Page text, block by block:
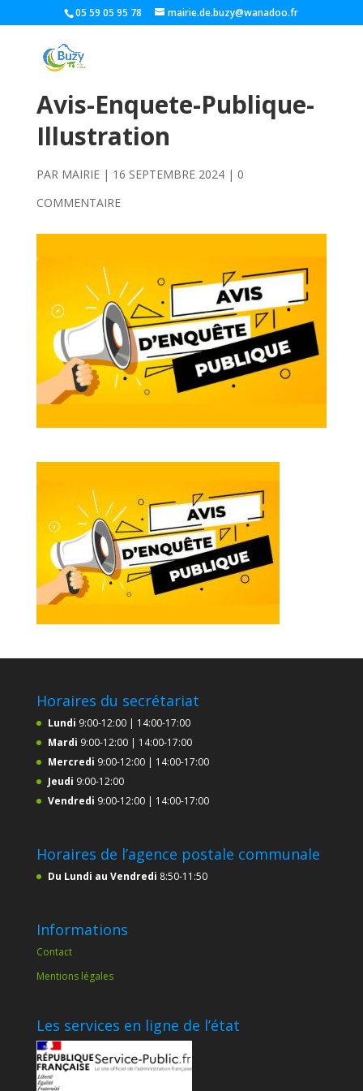
05 59 05 95 78 mairie.de.buzy@wanadoo.fr
Avis-Enquete-Publique-
Illustration
PAR MAIRIE| 16 SEPTEMBRE 2024| 0
COMMENTAIRE
Horaires du secrétariat
Lundi 9:00-12:00 | 14:00-17:00
Mardi 9:00-12:00 | 14:00-17:00
Mercredi 9:00-12:00 | 14:00-17:00
Jeudi 9:00-12:00
Vendredi 9:00-12:00 | 14:00-17:00
Horaires de l’agence postale communale
Du Lundi au Vendredi 8:50-11:50
Informations
Contact
Mentions légales
Les services en ligne de l’état